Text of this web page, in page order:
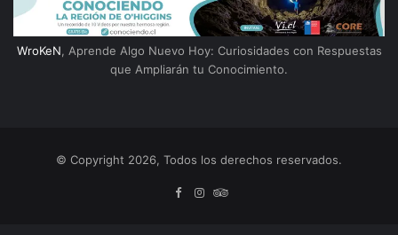
WroKeN, Aprende Algo Nuevo Hoy: Curiosidades con Respuestas
que Ampliarán tu Conocimiento.
© Copyright 2026, Todos los derechos reservados.